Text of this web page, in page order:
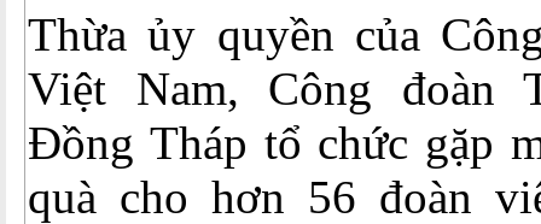
Thừa ủy quyền của
Việt Nam, Công đoàn
Đồng Tháp tổ chức gặp
quà cho hơn 56 đoàn